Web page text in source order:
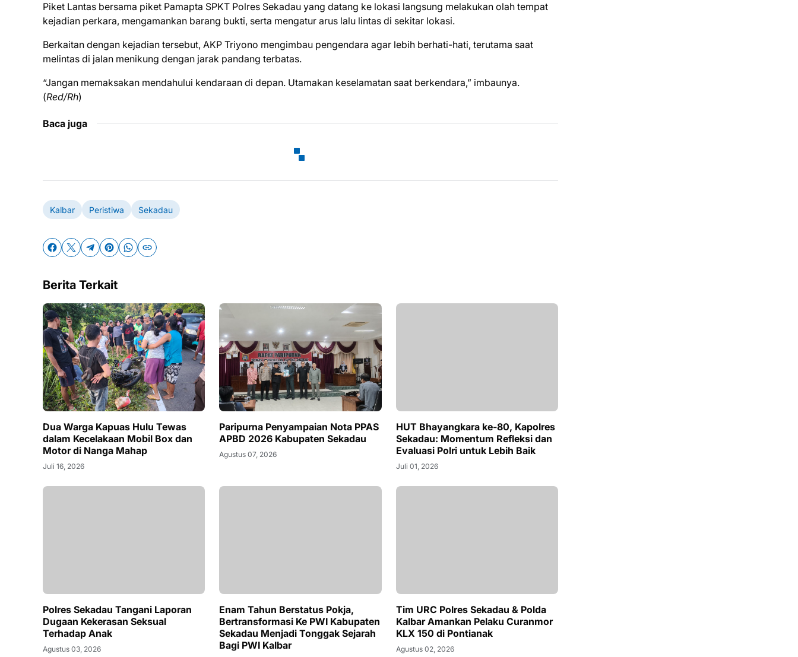
Piket Lantas bersama piket Pamapta SPKT Polres Sekadau yang datang ke lokasi langsung melakukan olah tempat
kejadian perkara, mengamankan barang bukti, serta mengatur arus lalu lintas di sekitar lokasi.
Berkaitan dengan kejadian tersebut, AKP Triyono mengimbau pengendara agar lebih berhati-hati, terutama saat
melintas di jalan menikung dengan jarak pandang terbatas.
“Jangan memaksakan mendahului kendaraan di depan. Utamakan keselamatan saat berkendara,” imbaunya.
(Red/Rh)
Baca juga
Kalbar Peristiwa Sekadau
Berita Terkait
Dua Warga Kapuas Hulu Tewas
dalam Kecelakaan Mobil Box dan
Motor di Nanga Mahap
Juli 16, 2026
Paripurna Penyampaian Nota PPAS
APBD 2026 Kabupaten Sekadau
Agustus 07, 2026
HUT Bhayangkara ke-80, Kapolres
Sekadau: Momentum Refleksi dan
Evaluasi Polri untuk Lebih Baik
Juli 01, 2026
Polres Sekadau Tangani Laporan
Dugaan Kekerasan Seksual
Terhadap Anak
Agustus 03, 2026
Enam Tahun Berstatus Pokja,
Bertransformasi Ke PWI Kabupaten
Sekadau Menjadi Tonggak Sejarah
Bagi PWI Kalbar
Tim URC Polres Sekadau & Polda
Kalbar Amankan Pelaku Curanmor
KLX 150 di Pontianak
Agustus 02, 2026